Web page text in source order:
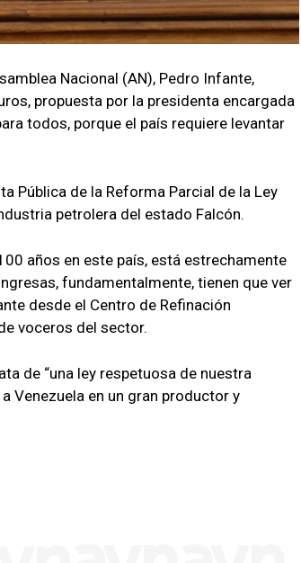
Nacional (AN), Pedro Infante,
propuesta por la presidenta encargada
todos, porque el país requiere levantar
Pública de la Reforma Parcial de la Ley
petrolera del estado Falcón.
años en este país, está estrechamente
fundamentalmente, tienen que ver
desde el Centro de Refinación
voceros del sector.
de “una ley respetuosa de nuestra
Venezuela en un gran productor y